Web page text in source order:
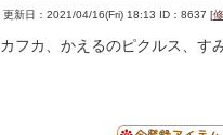
更新日：2021/04/16(Fri) 18:13 ID：8637 [
フカ、かえるのピクルス、す